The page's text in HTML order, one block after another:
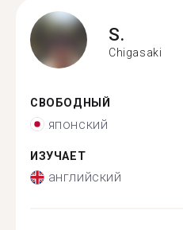
S.
Chigasaki
СВОБОДНЫЙ
японский
ИЗУЧАЕТ
английский